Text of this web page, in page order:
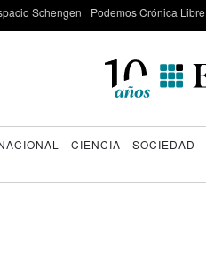
Schengen Podemos Crónica Libre
CIENCIA SOCIEDAD